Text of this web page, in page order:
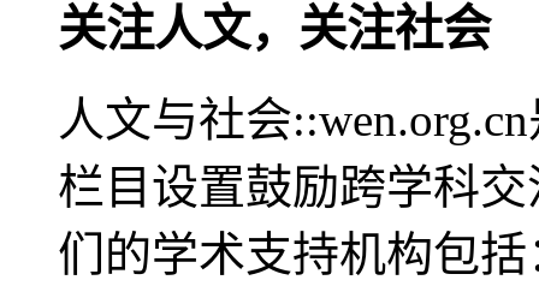
关注人文，关注社会
人文与社会
栏目设置鼓励跨学科
们的学术支持机构包